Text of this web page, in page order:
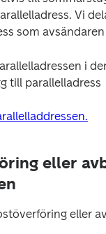
Vi
som
i
till parallelladress
eller